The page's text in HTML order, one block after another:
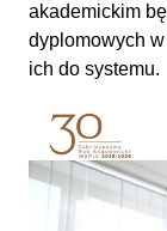
akademickim
dyplomowych
ich do systemu.